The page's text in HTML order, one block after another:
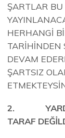
ŞARTLAR
HERHANGİ
TARİHİNDEN
DEVAM
ŞARTSIZ
2. YARDI,
TARAF